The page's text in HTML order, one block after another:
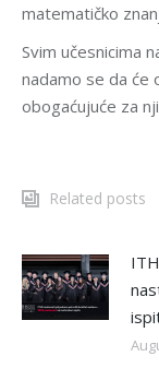
matematičko
Svim učesnicima
nadamo se da će
obogaćujuće za
Related posts